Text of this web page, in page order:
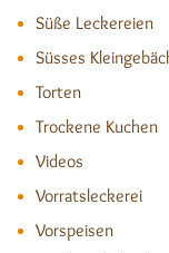
Süße Leckereien
Süsses
Torten
Trockene Kuchen
Videos
Vorratsleckerei
Vorspeisen